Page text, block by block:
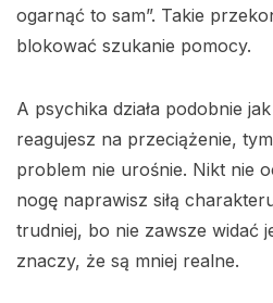
ogarnąć to sam”. Takie
blokować szukanie pomocy.
A psychika działa podobnie
reagujesz na przeciążenie,
problem nie urośnie. Nikt nie
nogę naprawisz siłą
trudniej, bo nie zawsze widać
znaczy, że są mniej realne.